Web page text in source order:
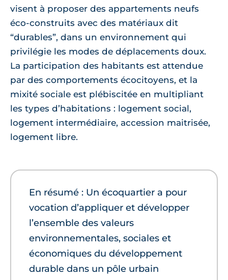
visent à proposer des appartements neufs
éco-construits avec des matériaux dit
“durables”, dans un environnement qui
privilégie les modes de déplacements doux.
La participation des habitants est attendue
par des comportements écocitoyens, et la
mixité sociale est plébiscitée en multipliant
les types d’habitations : logement social,
logement intermédiaire, accession maitrisée,
logement libre.
En résumé : Un écoquartier a pour
vocation d’appliquer et développer
l’ensemble des valeurs
environnementales, sociales et
économiques du développement
durable dans un pôle urbain